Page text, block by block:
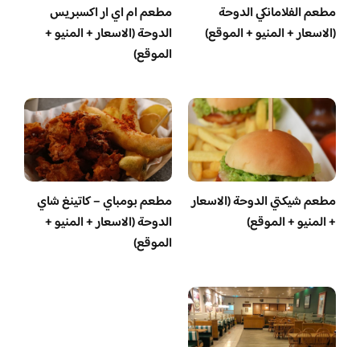
مطعم الفلامانكي الدوحة
(الاسعار + المنيو + الموقع)
مطعم ام اي ار اكسبريس
الدوحة (الاسعار + المنيو +
الموقع)
مطعم شيكتي الدوحة (الاسعار
+ المنيو + الموقع)
مطعم بومباي – كاتينغ شاي
الدوحة (الاسعار + المنيو +
الموقع)